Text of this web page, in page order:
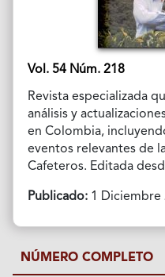
Vol. 54 Núm. 218
Revista especializada
análisis y
en Colombia,
eventos relevantes de
Cafeteros. Editada
Publicado:1 Diciembre
NÚMERO COMPLETO